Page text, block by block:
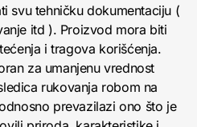
svu tehničku dokumentaciju (
itd ). Proizvod mora biti
i tragova korišćenja.
za umanjenu vrednost
rukovanja robom na
prevazilazi ono što je